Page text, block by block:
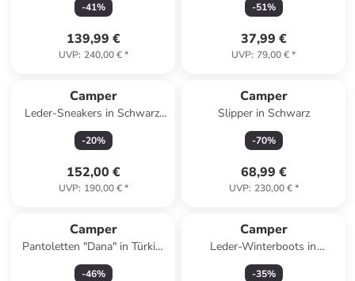
-41%
139,99 €
UVP: 240,00 €*
-51%
37,99 €
UVP: 79,00 €*
Camper
Leder-Sneakers in Schwarz/
Rot
-20%
152,00 €
UVP: 190,00 €*
Camper
Slipper in Schwarz
-70%
68,99 €
UVP: 230,00 €*
Camper
Pantoletten "Dana" in Türkis/
Schwarz
-46%
Camper
Leder-Winterboots in
Hellbraun
-35%